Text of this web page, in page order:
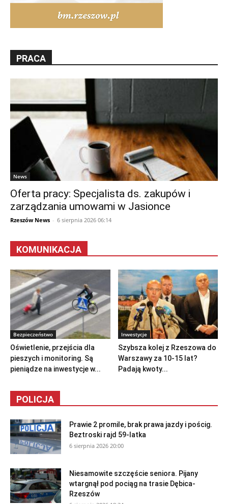
PRACA
News
Oferta pracy: Specjalista ds. zakupów i
zarządzania umowami w Jasionce
Rzeszów News - 6 sierpnia 2026 06:14
KOMUNIKACJA
Bezpieczeństwo
Oświetlenie, przejścia dla
pieszych i monitoring. Są
pieniądze na inwestycje w...
Inwestycje
Szybsza kolej z Rzeszowa do
Warszawy za 10-15 lat?
Padają kwoty...
POLICJA
Prawie 2 promile, brak prawa jazdy i pościg.
Beztroski rajd 59-latka
6 sierpnia 2026 20:00
Niesamowite szczęście seniora. Pijany
wtargnął pod pociąg na trasie Dębica-
Rzeszów